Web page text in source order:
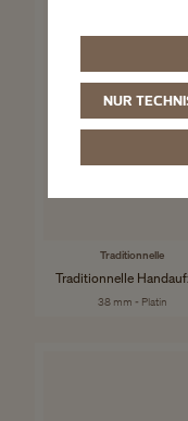
Traditionnelle
Traditionnelle
38 mm - Platin
NUR